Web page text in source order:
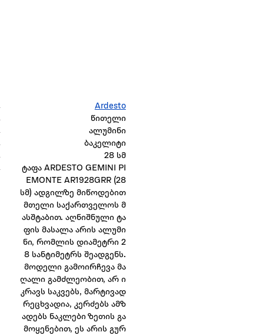
Ardesto
წითელი
ალუმინი
ბაკელიტი
28 სმ
ტაფა ARDESTO GEMINI PI
EMONTE AR1928GRR (28
სმ) ადგილზე მიწოდებით
მთელი საქართველოს მ
ასშტაბით. აღნიშნული ტა
ფის მასალა არის ალუმი
ნი, რომლის დიამეტრი 2
8 სანტიმეტრს შეადგენს.
მოდელი გამოირჩევა მა
ღალი გამძლეობით, არ ი
კრავს საკვებს, მარტივად
რეცხვადია, კერძებს ამზ
ადებს ნაკლები ზეთის გა
მოყენებით, ეს არის გურ